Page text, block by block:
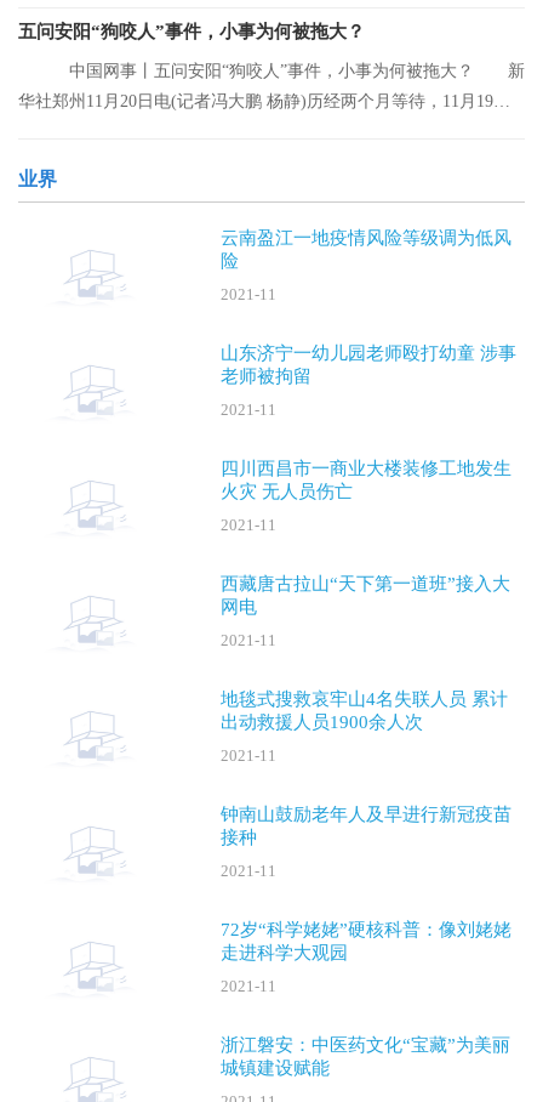
五问安阳“狗咬人”事件，小事为何被拖大？
中国网事丨五问安阳“狗咬人”事件，小事为何被拖大？ 新
华社郑州11月20日电(记者冯大鹏 杨静)历经两个月等待，11月19日
业界
云南盈江一地疫情风险等级调为低风
险
2021-11
山东济宁一幼儿园老师殴打幼童 涉事
老师被拘留
2021-11
四川西昌市一商业大楼装修工地发生
火灾 无人员伤亡
2021-11
西藏唐古拉山“天下第一道班”接入大
网电
2021-11
地毯式搜救哀牢山4名失联人员 累计
出动救援人员1900余人次
2021-11
钟南山鼓励老年人及早进行新冠疫苗
接种
2021-11
72岁“科学姥姥”硬核科普：像刘姥姥
走进科学大观园
2021-11
浙江磐安：中医药文化“宝藏”为美丽
城镇建设赋能